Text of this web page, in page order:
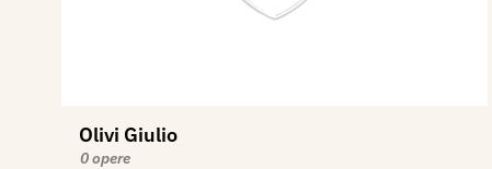
Olivi Giulio
0 opere